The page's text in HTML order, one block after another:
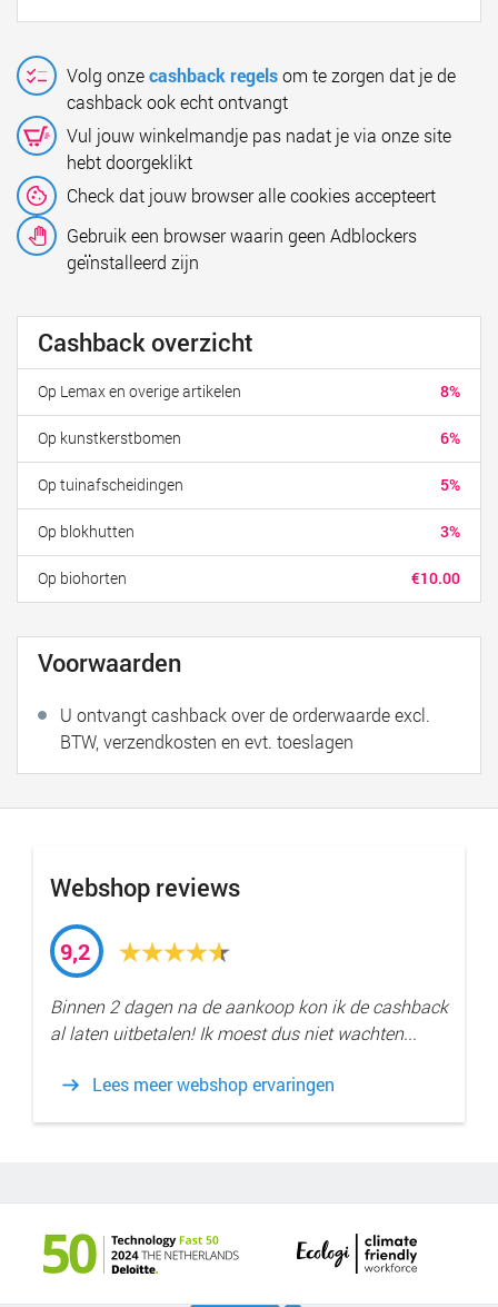
Volg onzecashback regelsom te zorgen dat je de
cashback ook echt ontvangt
Vul jouw winkelmandje pas nadat je via onze site
hebt doorgeklikt
Check dat jouw browser alle cookies accepteert
Gebruik een browser waarin geen Adblockers
geïnstalleerd zijn
Cashback overzicht
8%
Op Lemax en overige artikelen
6%
Op kunstkerstbomen
5%
Op tuinafscheidingen
3%
Op blokhutten
€10.00
Op biohorten
Voorwaarden
U ontvangt cashback over de orderwaarde excl.
BTW, verzendkosten en evt. toeslagen
Webshop reviews
9,2
Binnen 2 dagen na de aankoop kon ik de cashback
al laten uitbetalen! Ik moest dus niet wachten...
Lees meer webshop ervaringen